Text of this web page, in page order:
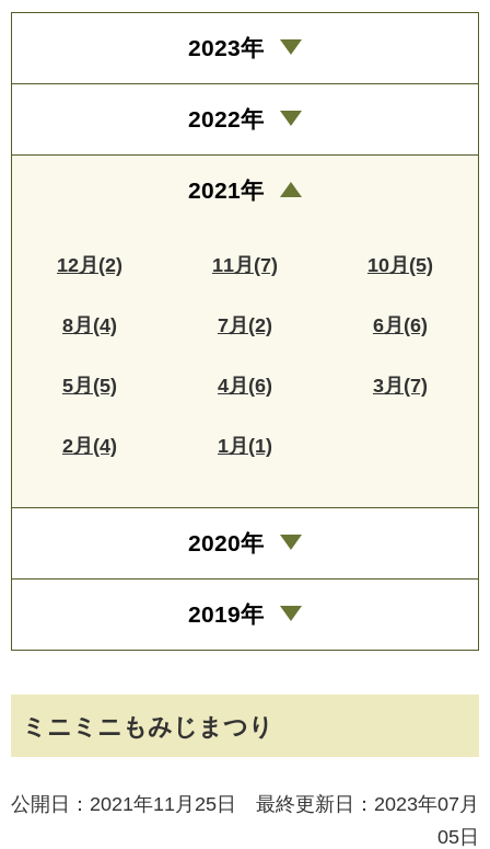
ミニミニもみじまつり
公開日：2021年11月25日 最終更新日：2023年07月
05日
2023年
2022年
2021年
12月(2) 11月(7) 10月(5)
8月(4) 7月(2) 6月(6)
5月(5) 4月(6) 3月(7)
2月(4) 1月(1)
2020年
2019年